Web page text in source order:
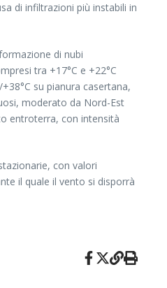
di infiltrazioni più instabili in
di nubi
tra +17°C e +22°C
su pianura casertana,
moderato da Nord-Est
entroterra, con intensità
con valori
il quale il vento si disporrà